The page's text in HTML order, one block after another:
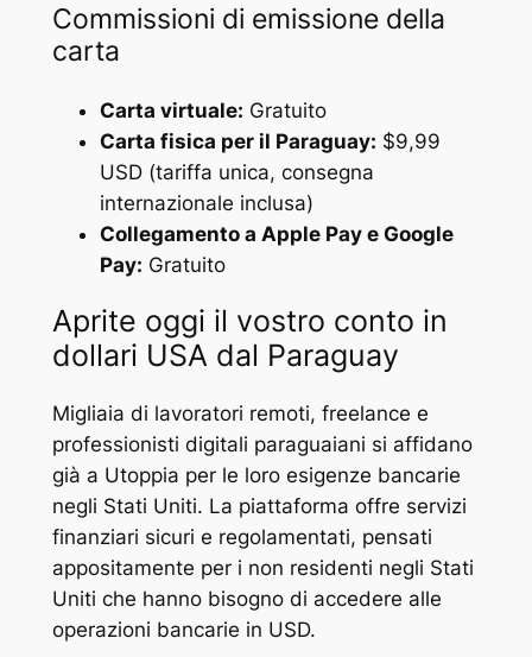
Commissioni di emissione della
carta
Carta virtuale: Gratuito
Carta fisica per il Paraguay: $9,99
USD (tariffa unica, consegna
internazionale inclusa)
Collegamento a Apple Pay e Google
Pay: Gratuito
Aprite oggi il vostro conto in
dollari USA dal Paraguay
Migliaia di lavoratori remoti, freelance e
professionisti digitali paraguaiani si affidano
già a Utoppia per le loro esigenze bancarie
negli Stati Uniti. La piattaforma offre servizi
finanziari sicuri e regolamentati, pensati
appositamente per i non residenti negli Stati
Uniti che hanno bisogno di accedere alle
operazioni bancarie in USD.